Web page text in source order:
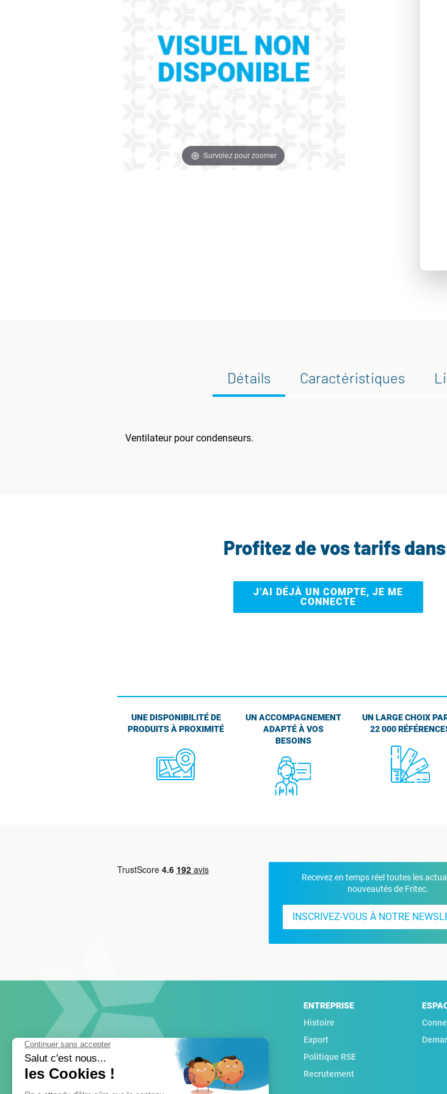
Survolez pour zoomer
Détails Caractéristiques
Ventilateur pour condenseurs.
Profitez de vos tarifs
J’AI DÉJÀ UN COMPTE, JE ME
CONNECTE
UNE DISPONIBILITÉ DE
PRODUITS À PROXIMITÉ
UN ACCOMPAGNEMENT
ADAPTÉ À VOS
BESOINS
UN LARGE CHOIX
22 000
Recevez en temps réel toutes les
nouveautés de Fritec.
INSCRIVEZ-VOUS À NOTRE
ENTREPRISE
Histoire
Export
Politique RSE
Recrutement